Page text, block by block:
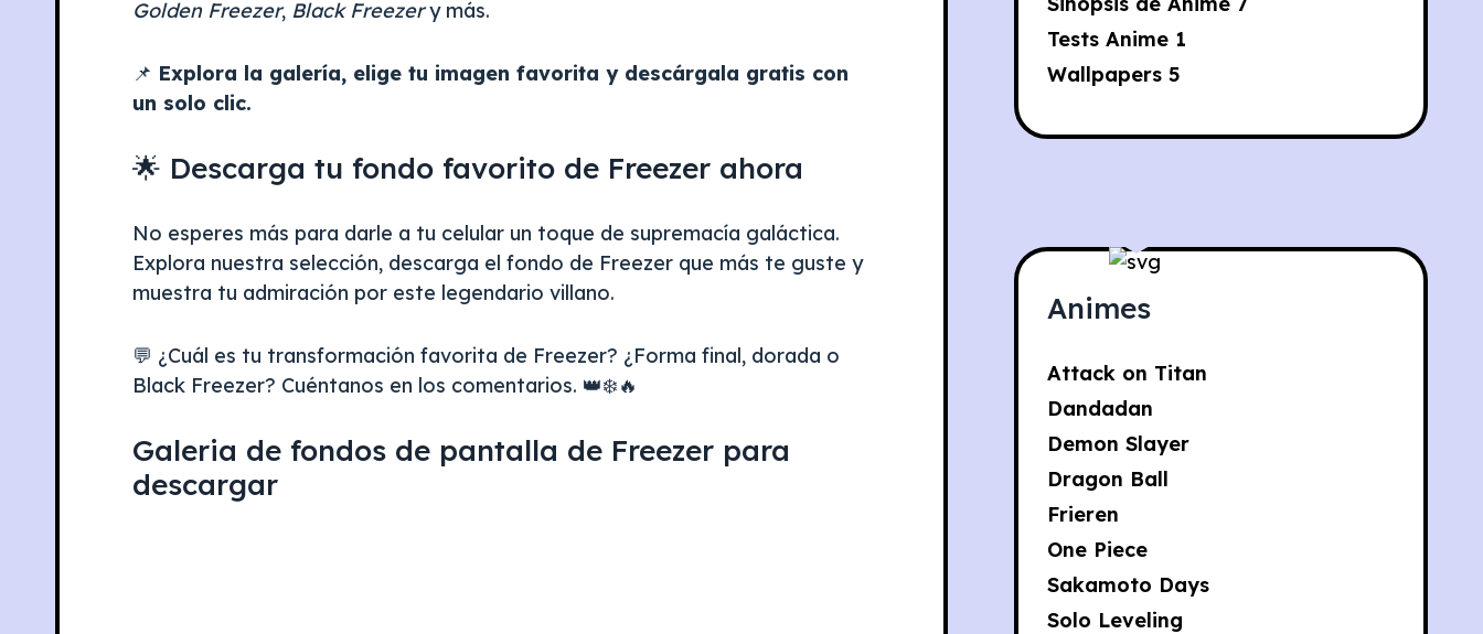
Golden Freezer, Black Freezery más.
📌 Explora la galería, elige tu imagen favorita y descárgala gratis con
un solo clic.
🌟 Descarga tu fondo favorito de Freezer ahora
No esperes más para darle a tu celular un toque de supremacía galáctica.
Explora nuestra selección, descarga el fondo de Freezer que más te guste y
muestra tu admiración por este legendario villano.
💬 ¿Cuál es tu transformación favorita de Freezer? ¿Forma final, dorada o
Black Freezer? Cuéntanos en los comentarios. 👑❄️🔥
Galeria de fondos de pantalla de Freezer para
descargar
Tests Anime 1
Wallpapers 5
Animes
Attack on Titan
Dandadan
Demon Slayer
Dragon Ball
Frieren
One Piece
Sakamoto Days
Solo Leveling